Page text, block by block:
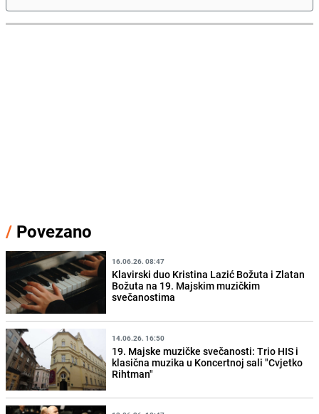
/ Povezano
16.06.26. 08:47
Klavirski duo Kristina Lazić Božuta i Zlatan
Božuta na 19. Majskim muzičkim
svečanostima
14.06.26. 16:50
19. Majske muzičke svečanosti: Trio HIS i
klasična muzika u Koncertnoj sali "Cvjetko
Rihtman"